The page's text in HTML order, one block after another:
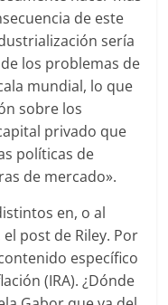
de este
sería
los problemas de
mundial, lo que
sobre los
privado que
políticas de
de mercado».
en, o al
post de Riley. Por
específico
(IRA). ¿Dónde